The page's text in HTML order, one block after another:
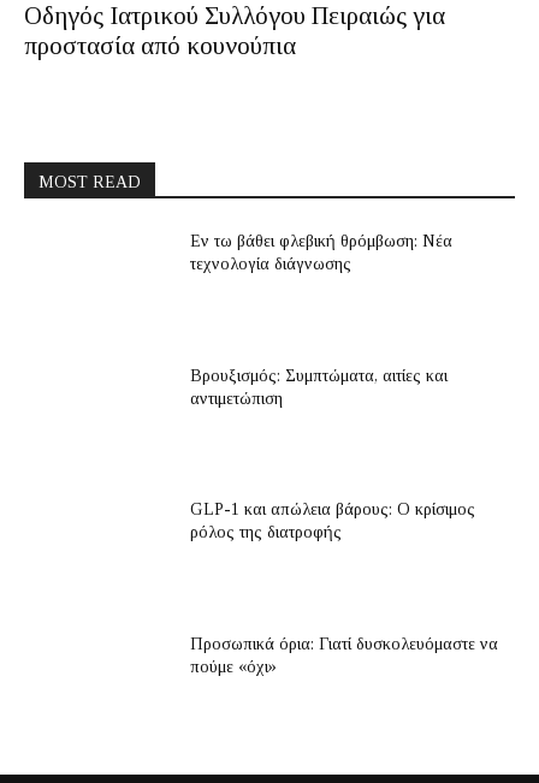
Οδηγός Ιατρικού Συλλόγου Πειραιώς για
προστασία από κουνούπια
MOST READ
Εν τω βάθει φλεβική θρόμβωση: Νέα
τεχνολογία διάγνωσης
Βρουξισμός: Συμπτώματα, αιτίες και
αντιμετώπιση
GLP-1 και απώλεια βάρους: Ο κρίσιμος
ρόλος της διατροφής
Προσωπικά όρια: Γιατί δυσκολευόμαστε να
πούμε «όχι»